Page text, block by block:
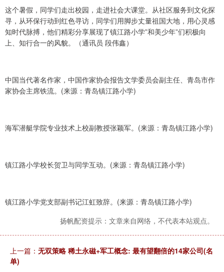
这个暑假，同学们走出校园，走进社会大课堂。从社区服务到文化探
寻，从环保行动到红色寻访，同学们用脚步丈量祖国大地，用心灵感
知时代脉搏，他们精彩分享展现了镇江路小学”和美少年”们积极向
上、知行合一的风貌。（通讯员 段伟鑫）
中国当代著名作家，中国作家协会报告文学委员会副主任、青岛市作
家协会主席铁流。(来源：青岛镇江路小学)
海军潜艇学院专业技术上校副教授张颖军。(来源：青岛镇江路小学)
镇江路小学校长贺卫与同学互动。(来源：青岛镇江路小学)
镇江路小学党支部副书记江虹致辞。(来源：青岛镇江路小学)
扬帆配资提示：文章来自网络，不代表本站观点。
上一篇： 无双策略 稀土永磁+军工概念: 最有望翻倍的14家公司(名
单)